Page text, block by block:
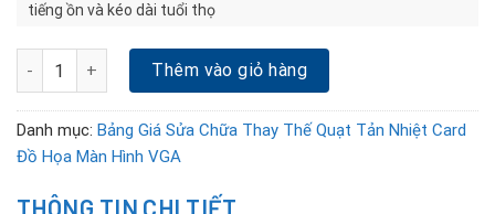
tiếng ồn và kéo dài tuổi thọ
Thay quạt fan tản nhiệt Vga PowerColor số lượng
Thêm vào giỏ hàng
Danh mục: Bảng Giá Sửa Chữa Thay Thế Quạt Tản Nhiệt Card
Đồ Họa Màn Hình VGA
THÔNG TIN CHI TIẾT